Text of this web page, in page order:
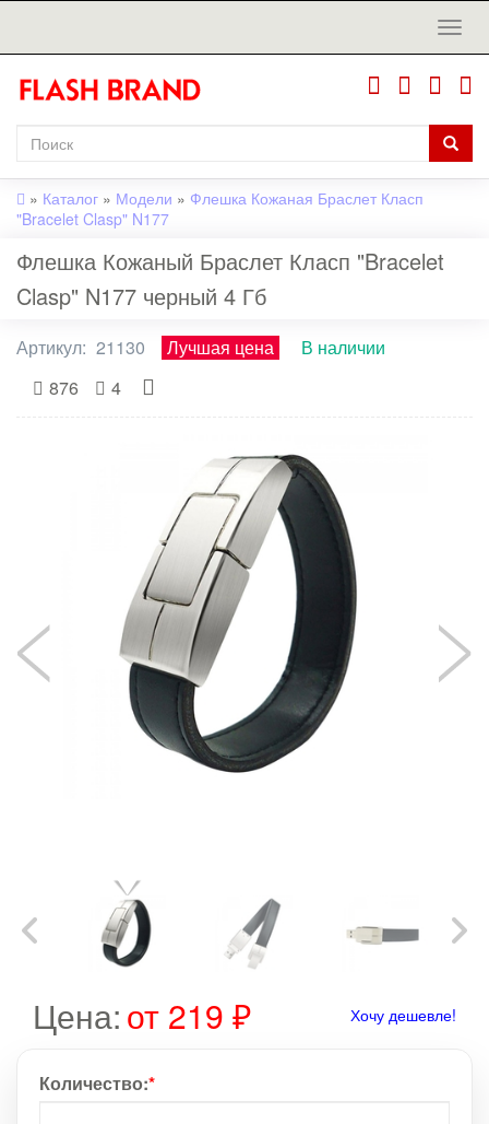
» Каталог » Модели » Флешка Кожаная Браслет Класп
"Bracelet Clasp" N177
Флешка Кожаный Браслет Класп "Bracelet
Clasp" N177 черный 4 Гб
Артикул: 21130 Лучшая цена
В наличии
876
4
Цена:от 219 ₽ Хочу дешевле!
Количество:*